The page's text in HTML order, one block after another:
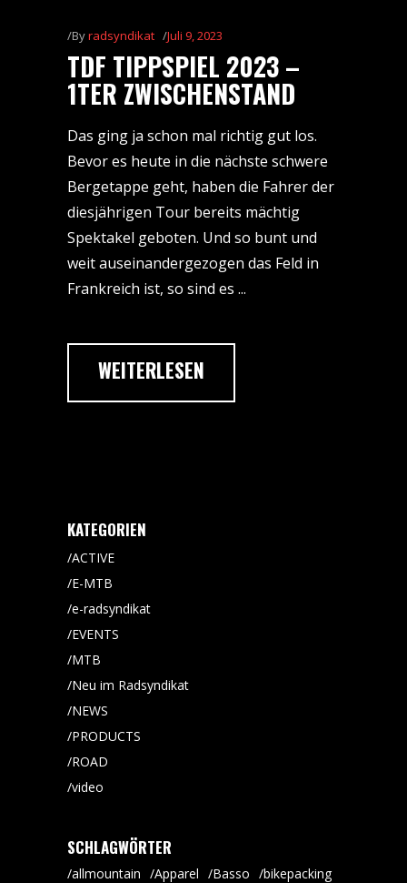
Byradsyndikat Juli 9, 2023
TDF TIPPSPIEL 2023 –
1TER ZWISCHENSTAND
Das ging ja schon mal richtig gut los.
Bevor es heute in die nächste schwere
Bergetappe geht, haben die Fahrer der
diesjährigen Tour bereits mächtig
Spektakel geboten. Und so bunt und
weit auseinandergezogen das Feld in
Frankreich ist, so sind es
WEITERLESEN
KATEGORIEN
ACTIVE
E-MTB
e-radsyndikat
EVENTS
MTB
Neu im Radsyndikat
NEWS
PRODUCTS
ROAD
video
SCHLAGWÖRTER
allmountain Apparel Basso
bikepacking